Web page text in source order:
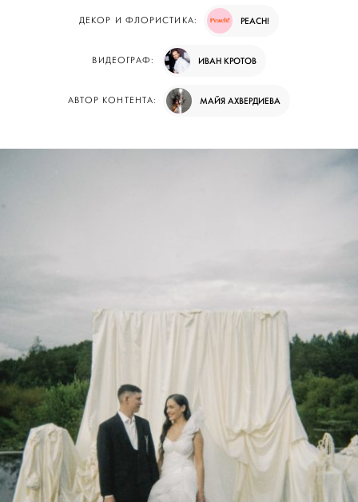
ДЕКОР И ФЛОРИСТИКА: PEACH!
ВИДЕОГРАФ: ИВАН КРОТОВ
АВТОР КОНТЕНТА: МАЙЯ АХВЕРДИЕВА